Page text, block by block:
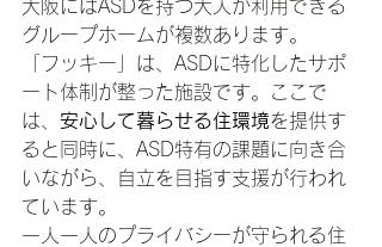
大阪にはASDを持つ大人が利用できる
グループホームが複数あります。
「フッキー」は、ASDに特化したサポ
ート体制が整った施設です。ここで
は、 安心して暮らせる住環境を提供す
ると同時に、ASD特有の課題に向き合
いながら、自立を目指す支援が行われ
ています。
一人一人のプライバシーが守られる住